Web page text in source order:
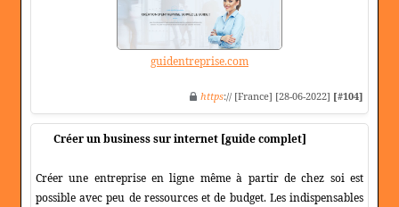
guidentreprise.com
https:// [France] [28-06-2022] [#104]
Créer un business sur internet [guide complet]
Créer une entreprise en ligne même à partir de chez soi est
possible avec peu de ressources et de budget. Les indispensables